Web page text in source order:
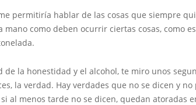
hablar de las cosas que siempre
como deben ocurrir ciertas cosas, como
de la honestidad y el alcohol, te miro unos
la verdad. Hay verdades que no se dicen y
al menos tarde no se dicen, quedan atoradas